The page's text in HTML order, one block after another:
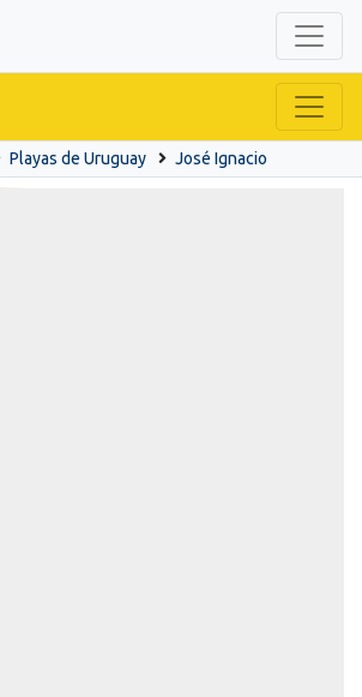
Playas de Uruguay José Ignacio